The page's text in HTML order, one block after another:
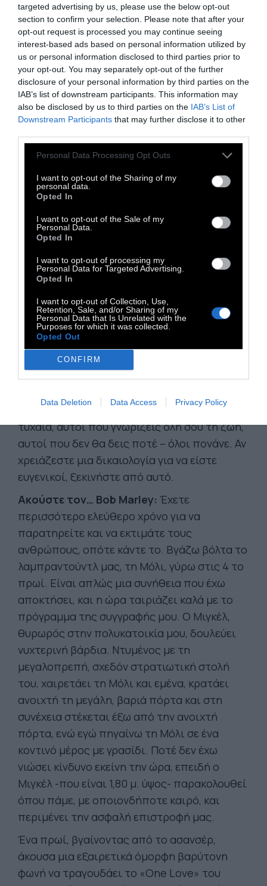
targeted advertising by us, please use the below opt-out
section to confirm your selection. Please note that after your
opt-out request is processed you may continue seeing
interest-based ads based on personal information utilized by
us or personal information disclosed to third parties prior to
your opt-out. You may separately opt-out of the further
disclosure of your personal information by third parties on the
IAB’s list of downstream participants. This information may
also be disclosed by us to third parties on the IAB’s List of
Downstream Participants that may further disclose it to other
Personal Data Processing Opt Outs
I want to opt-out of the Sharing of my
personal data.
Opted In
I want to opt-out of the Sale of my
Personal Data.
Opted In
I want to opt-out of processing my
Personal Data for Targeted Advertising.
Opted In
I want to opt-out of Collection, Use,
Retention, Sale, and/or Sharing of my
Personal Data that Is Unrelated with the
Purposes for which it was collected.
Opted Out
CONFIRM
Data Deletion Data Access Privacy Policy
στο N.B.A., αποδοκιμαζόταν κάθε βράδυ από
το ρατσιστικό κοινό της Βοστώνης. Μια
μέρα, το κοριτσάκι του του είπε: «Μπαμπά,
πώς αντέχεις όλα αυτά τα γιουχαΐσματα;».
Εκείνος απάντησε: «Δεν ακούω τις
αποδοκιμασίες γιατί δεν ακούω τις
ζητωκραυγές».
υπέροχα πράγματα που λέγονται για εμάς
είναι αλήθεια. Το σημαντικό, σε κάθε ηλικία,
είναι να κάνουμε τις σωστές προσπάθειες.
Φέρνει μεγαλύτερη ικανοποίηση από ένα
φορτηγό γεμάτο κομπλιμέντα. Επίσης δίνει
«Δεν ακούω τις
αποδοκιμασίες γιατί δεν
ακούω τις ζητωκραυγές».
ξέρεις τώρα. Οι άνθρωποι που συναντάς
τυχαία, αυτοί που γνωρίζεις όλη σου τη ζωή,
αυτοί που δεν θα δεις ποτέ – όλοι πονάνε. Αν
χρειάζεστε μια δικαιολογία για να είστε
ευγενικοί, ξεκινήστε από αυτό.
Ακούστε τον… Bob Marley: Έχετε
περισσότερο ελεύθερο χρόνο για να
παρατηρείτε και να εκτιμάτε τους
ανθρώπους, οπότε κάντε το. Βγάζω βόλτα το
λαμπραντούντλ μας, τη Μόλι, γύρω στις 4 το
πρωί. Είναι απλώς μια συνήθεια που έχω
αποκτήσει, και η ώρα ταιριάζει καλά με το
πρόγραμμα της συγγραφής μου. Ο Μιγκέλ,
θυρωρός στην πολυκατοικία μου, δουλεύει
νυχτερινή βάρδια. Ντυμένος με τη
μεγαλοπρεπή, σχεδόν στρατιωτική στολή
του, χαιρετάει τη Μόλι και εμένα, κρατάει
ανοιχτή τη μεγάλη, βαριά πόρτα και στη
συνέχεια στέκεται έξω από την ανοιχτή
πόρτα, ενώ εγώ πηγαίνω τη Μόλι σε ένα
κοντινό μέρος με γρασίδι. Ποτέ δεν έχω
νιώσει κίνδυνο εκείνη την ώρα, επειδή ο
Μιγκέλ -που είναι 1,80 μ. ύψος- παρακολουθεί
όπου πάμε, με οποιονδήποτε καιρό, και
περιμένει την ασφαλή επιστροφή μας.
Ένα πρωί, βγαίνοντας από το ασανσέρ,
άκουσα μια εξαιρετικά όμορφη βαρύτονη
φωνή να τραγουδάει το «One Love» του